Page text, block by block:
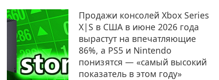
Продажи консолей Xbox Series
X|S в США в июне 2026 года
вырастут на впечатляющие
86%, а PS5 и Nintendo
понизятся — «самый высокий
показатель в этом году»